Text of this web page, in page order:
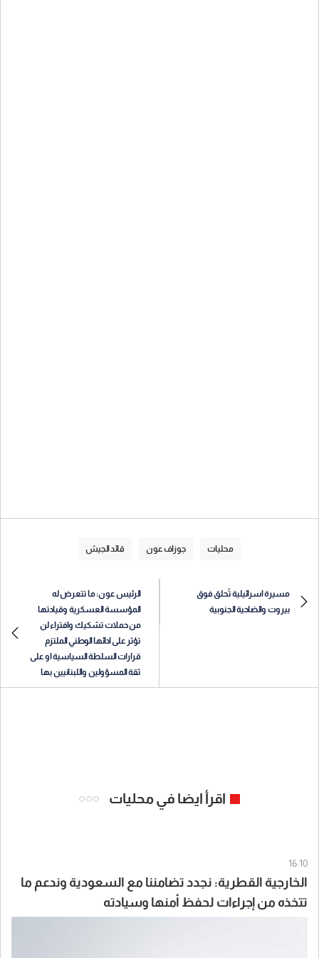
محليات جوزاف عون قائد الجيش
مسيرة اسرائيلية تُحلق فوق
بيروت والضاحية الجنوبية
الرئيس عون: ما تتعرض له
المؤسسة العسكرية وقيادتها
من حملات تشكيك وافتراء لن
تؤثر على ادائها الوطني الملتزم
قرارات السلطة السياسية او على
ثقة المسؤولين واللبنانيين بها
اقرأ ايضا في محليات
16:10
الخارجية القطرية: نجدد تضامننا مع السعودية وندعم ما
تتخذه من إجراءات لحفظ أمنها وسيادته